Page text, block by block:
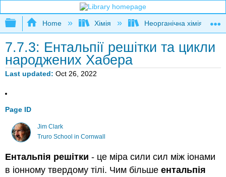
Expand/collapse global hierarchy
Home Хімія Неорганічна хімія
7.7.3: Ентальпії решітки та цикли
народжених Хабера
Last updated Oct 26, 2022
Page ID
Jim Clark
Truro School in Cornwall
Ентальпія решітки - це міра сили сил між іонами
в іонному твердому тілі. Чим більшеентальпія